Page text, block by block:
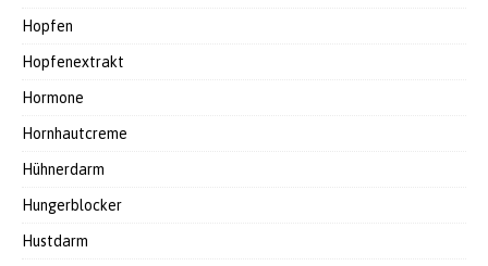
Hopfen
Hopfenextrakt
Hormone
Hornhautcreme
Hühnerdarm
Hungerblocker
Hustdarm